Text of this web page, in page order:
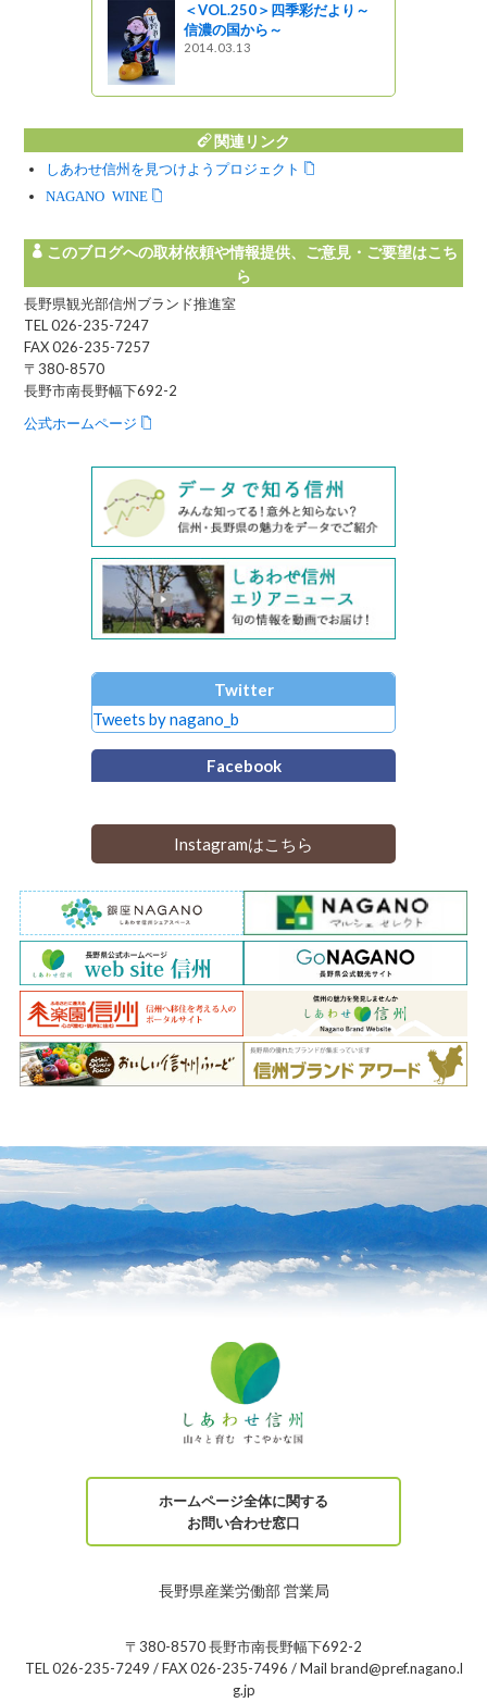
＜VOL.250＞四季彩だより～
信濃の国から～
2014.03.13
関連リンク
しあわせ信州を見つけようプロジェクト
NAGANO WINE
このブログへの取材依頼や情報提供、ご意見・ご要望はこち
ら
長野県観光部信州ブランド推進室
TEL 026-235-7247
FAX 026-235-7257
〒380-8570
長野市南長野幅下692-2
公式ホームページ
Twitter
Tweets by nagano_b
Facebook
Instagramはこちら
ホームページ全体に関する
お問い合わせ窓口
長野県産業労働部 営業局
〒380-8570 長野市南長野幅下692-2
TEL 026-235-7249 / FAX 026-235-7496 / Mail brand@pref.nagano.l
g.jp